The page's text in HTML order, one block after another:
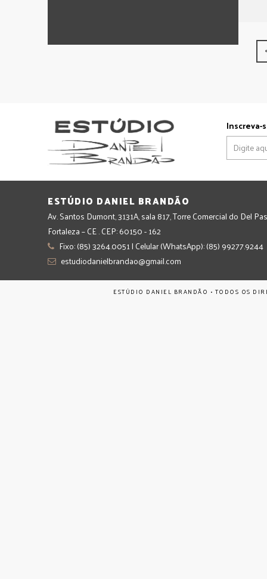
Inscreva-
ESTÚDIO DANIEL BRANDÃO
Av. Santos Dumont, 3131A, sala 817, Torre Comercial do Del
Fortaleza – CE . CEP: 60150 - 162
Fixo: (85) 3264.0051 | Celular (WhatsApp): (85) 99277.9244
estudiodanielbrandao@gmail.com
ESTÚDIO DANIEL BRANDÃO • TODOS OS